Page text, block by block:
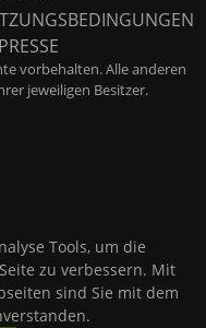
PRESSE
vorbehalten. Alle anderen
jeweiligen Besitzer.
Tools, um die
zu verbessern. Mit
sind Sie mit dem